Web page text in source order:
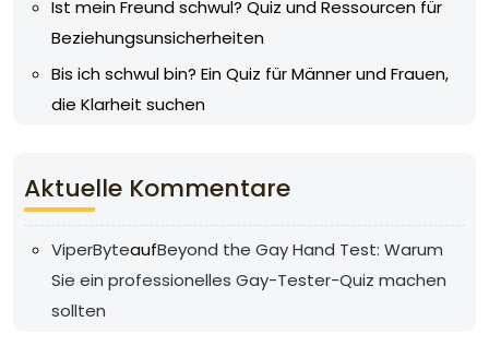
Ist mein Freund schwul? Quiz und Ressourcen für
Beziehungsunsicherheiten
Bis ich schwul bin? Ein Quiz für Männer und Frauen,
die Klarheit suchen
Aktuelle Kommentare
ViperByteaufBeyond the Gay Hand Test: Warum
Sie ein professionelles Gay-Tester-Quiz machen
sollten